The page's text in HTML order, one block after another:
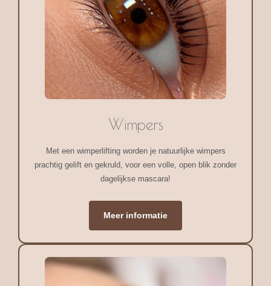
Wimpers
Met een wimperlifting worden je natuurlijke wimpers
prachtig gelift en gekruld, voor een volle, open blik zonder
dagelijkse mascara!
Meer informatie